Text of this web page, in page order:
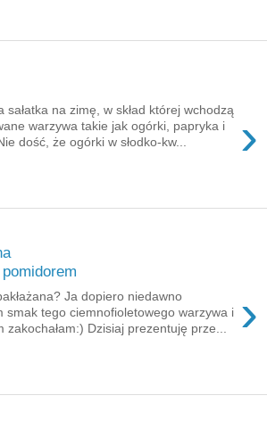
›
sałatka na zimę, w skład której wchodzą
warzywa takie jak ogórki, papryka i
dość, że ogórki w słodko-kw...
›
Ja dopiero niedawno
smak tego ciemnofioletowego warzywa i
zakochałam:) Dzisiaj prezentuję prze...